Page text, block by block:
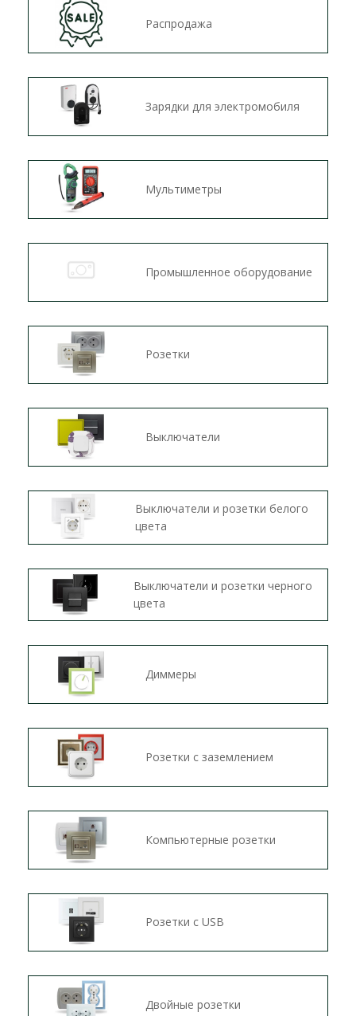
Распродажа
Зарядки для электромобиля
Мультиметры
Промышленное оборудование
Розетки
Выключатели
Выключатели и розетки белого
цвета
Выключатели и розетки черного
цвета
Диммеры
Розетки с заземлением
Компьютерные розетки
Розетки c USB
Двойные розетки